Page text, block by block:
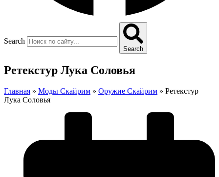
Search
Search
Ретекстур Лука Соловья
Главная » Моды Скайрим » Оружие Скайрим » Ретекстур
Лука Соловья